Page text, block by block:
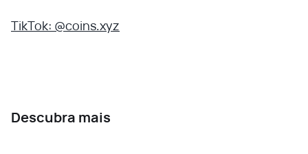
TikTok: @coins.xyz
Descubra mais